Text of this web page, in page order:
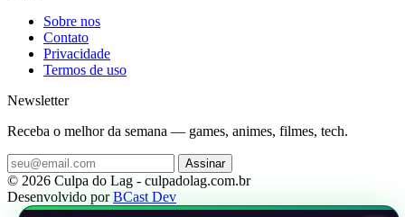
Sobre nos
Contato
Privacidade
Termos de uso
Newsletter
Receba o melhor da semana — games, animes, filmes, tech.
Assinar
© 2026 Culpa do Lag - culpadolag.com.br
Desenvolvido porBCast Dev